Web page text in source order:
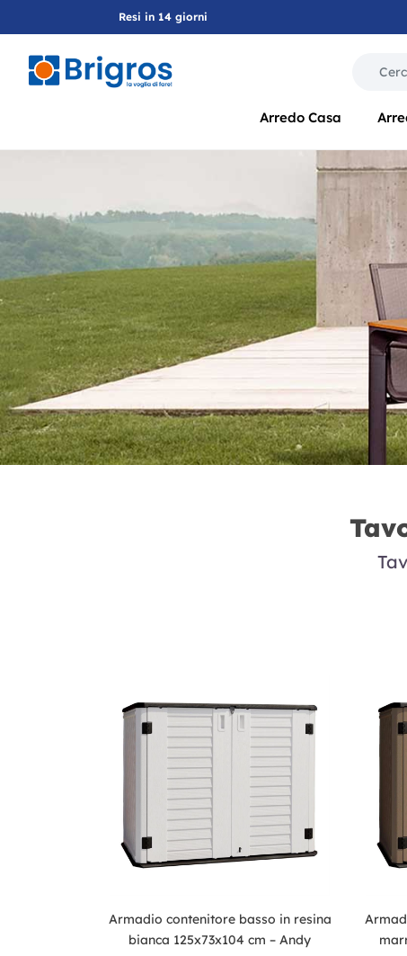
Resi in 14 giorni
Arredo Casa
Armadio contenitore basso in resina
bianca 125x73x104 cm – Andy